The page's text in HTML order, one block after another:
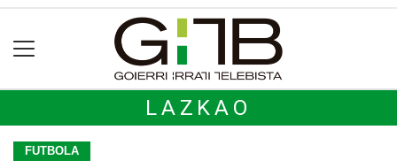
LAZKAO
FUTBOLA